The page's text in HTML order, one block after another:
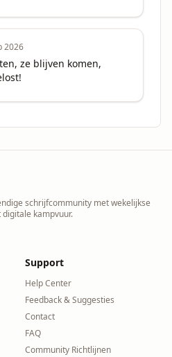
2026
ze blijven komen,
schrijfcommunity met wekelijkse
kampvuur.
Support
Help Center
Feedback & Suggesties
Contact
FAQ
Community Richtlijnen